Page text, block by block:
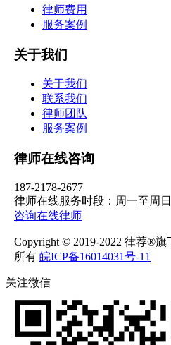
律师费用
服务案例
关于我们
关于我们
联系我们
律师团队
服务案例
律师在线咨询
187-2178-2677
律师在线服务时段：周一至周
咨询在线律师
Copyright © 2019-2022 律荐®
所有 皖ICP备16014031号-11
关注微信